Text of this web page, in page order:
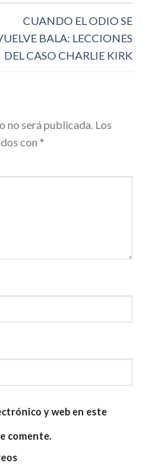
CUANDO EL ODIO SE
BALA: LECCIONES
DEL CASO CHARLIE KIRK
no será publicada. Los
con *
y web en este
comente.